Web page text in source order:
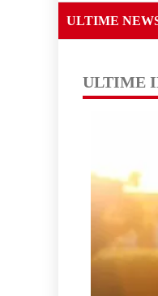
ULTIME Lulù,
Uno
ULTIME